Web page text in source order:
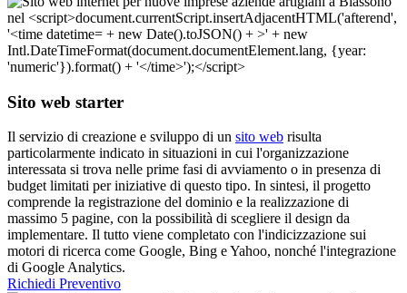
Sito web starter
Il servizio di creazione e sviluppo di un sito web risulta
particolarmente indicato in situazioni in cui l'organizzazione
interessata si trova nelle prime fasi di avviamento o in presenza di
budget limitati per iniziative di questo tipo. In sintesi, il progetto
comprende la registrazione del dominio e la realizzazione di
massimo 5 pagine, con la possibilità di scegliere il design da
implementare. Il tutto viene completato con l'indicizzazione sui
motori di ricerca come Google, Bing e Yahoo, nonché l'integrazione
di Google Analytics.
Richiedi Preventivo